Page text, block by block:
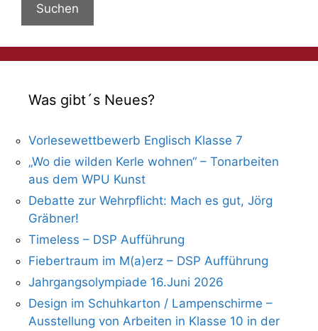
Was gibt´s Neues?
Vorlesewettbewerb Englisch Klasse 7
„Wo die wilden Kerle wohnen“ – Tonarbeiten
aus dem WPU Kunst
Debatte zur Wehrpflicht: Mach es gut, Jörg
Gräbner!
Timeless – DSP Aufführung
Fiebertraum im M(a)erz – DSP Aufführung
Jahrgangsolympiade 16.Juni 2026
Design im Schuhkarton / Lampenschirme –
Ausstellung von Arbeiten in Klasse 10 in der